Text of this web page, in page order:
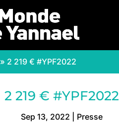
» 2 219 € #YPF2022
2 219 € #YPF2022
Sep 13, 2022 Presse